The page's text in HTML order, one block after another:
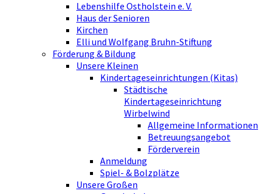
Lebenshilfe Ostholstein e. V.
Haus der Senioren
Kirchen
Elli und Wolfgang Bruhn-Stiftung
Förderung & Bildung
Unsere Kleinen
Kindertageseinrichtungen (Kitas)
Städtische
Kindertageseinrichtung
Wirbelwind
Allgemeine Informationen
Betreuungsangebot
Förderverein
Anmeldung
Spiel- & Bolzplätze
Unsere Großen